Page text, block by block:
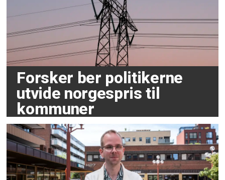
Forsker ber politikerne
utvide norgespris til
kommuner